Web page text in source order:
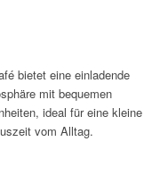
bietet eine einladende
mit bequemen
ideal für eine kleine
vom Alltag.